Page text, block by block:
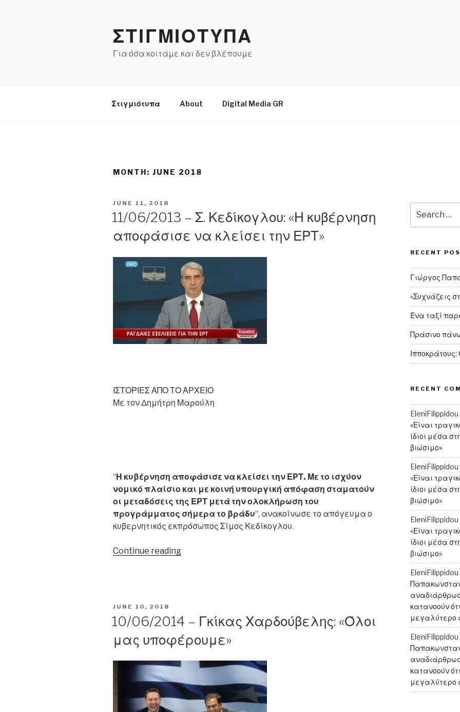
ΣΤΙΓΜΙΟΤΥΠΑ
Για όσα κοιτάμε και δεν βλέπουμε
Στιγμιότυπα About Digital Media GR
MONTH: JUNE 2018
POSTED
JUNE 11, 2018
11/06/2013 – Σ. Κεδίκογλου: «Η κυβέρνηση
αποφάσισε να κλείσει την ΕΡΤ»
ΙΣΤΟΡΙΕΣ ΑΠΟ ΤΟ ΑΡΧΕΙΟ
Με τον Δημήτρη Μαρούλη
“Η κυβέρνηση αποφάσισε να κλείσει την ΕΡΤ. Με το ισχύον
νομικό πλαίσιο και με κοινή υπουργική απόφαση σταματούν
οι μεταδόσεις της ΕΡΤ μετά την ολοκλήρωση του
προγράμματος σήμερα το βράδυ“, ανακοίνωσε το απόγευμα ο
κυβερνητικός εκπρόσωπος Σίμος Κεδίκογλου.
Continue reading“11/06/2013
αποφάσισε
να
κλείσει
την
POSTED
JUNE 10, 2018
10/06/2014 – Γκίκας Χαρδούβελης: «Όλοι
μας υποφέρουμε»
for:
RECENT
Γιώργος
«Συχνάζεις
Ένα ταξί
Πράσινο
Ιπποκράτους:
RECENT
EleniFilippidou
«Είναι
ίδιοι μέσα
βιώσιμο»
EleniFilippidou
«Είναι
ίδιοι μέσα
βιώσιμο»
EleniFilippidou
«Είναι
ίδιοι μέσα
βιώσιμο»
EleniFilippidou
κατανοούν
μεγαλύτερο
EleniFilippidou
κατανοούν
μεγαλύτερο